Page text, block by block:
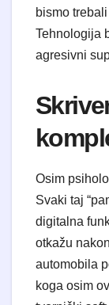
bismo
Tehnologija
agresivni
​Osim
Svaki taj
digitalna
otkažu
automobila
koga osim